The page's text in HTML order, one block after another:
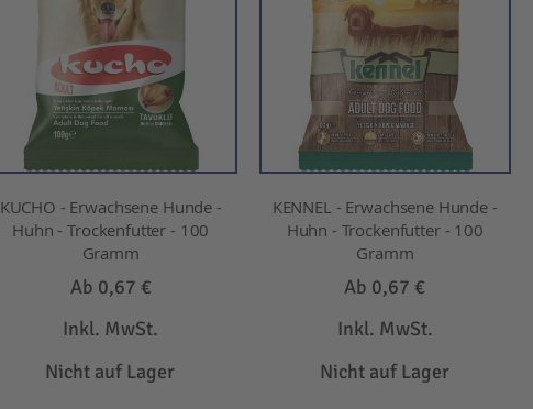
KUCHO - Erwachsene Hunde -
Huhn - Trockenfutter - 100
Gramm
Ab 0,67 €
Inkl. MwSt.
Nicht auf Lager
KENNEL - Erwachsene Hunde -
Huhn - Trockenfutter - 100
Gramm
Ab 0,67 €
Inkl. MwSt.
Nicht auf Lager